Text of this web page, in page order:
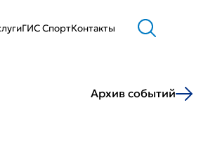
ГИС CпортКонтакты
Архив событий